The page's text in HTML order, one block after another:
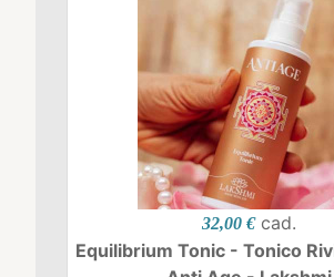
32,00 € cad.
Equilibrium Tonic - Tonico